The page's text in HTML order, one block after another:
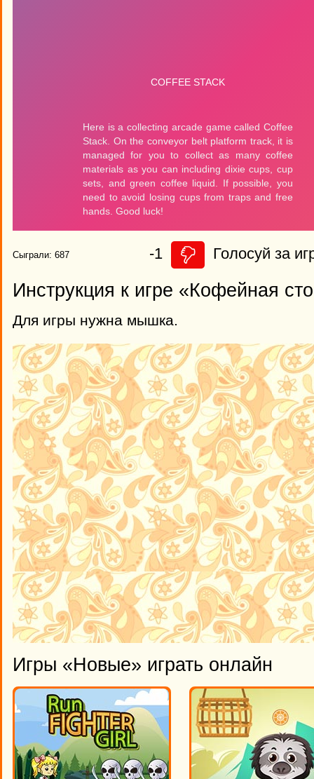
Сыграли: 687 -1 Голосуй за
Инструкция к игре «Кофейная
Для игры нужна мышка.
Игры «Новые» играть онлайн